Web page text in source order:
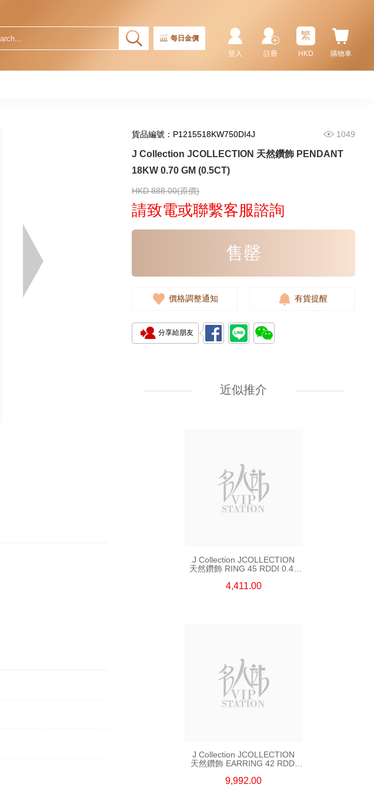
每日金價
購物車
繁
HKD
註冊
登入
貨品編號：P1215518KW750DI4J 1049
J Collection JCOLLECTION 天然鑽飾 PENDANT
18KW 0.70 GM (0.5CT)
HKD 888.00(原價)
請致電或聯繫客服諮詢
售罄
價格調整通知 有貨提醒
分享給朋友
近似推介
J Collection JCOLLECTION
RDDI 0.32 CT18KR 2.14 GM
18KW 4.50 GM (Head 6.5mm)
3,764.00
J Collection JCOLLECTION
天然鑽飾 RING 45 RDDI 0.48
4,411.00
J Collection JCOLLECTION
天然鑽飾 EARRING 42 RDDI
9,992.00